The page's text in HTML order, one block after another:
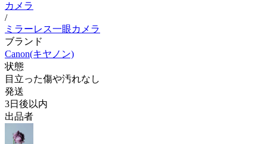
カメラ
/
ミラーレス一眼カメラ
ブランド
Canon(キヤノン)
状態
目立った傷や汚れなし
発送
3日後以内
出品者